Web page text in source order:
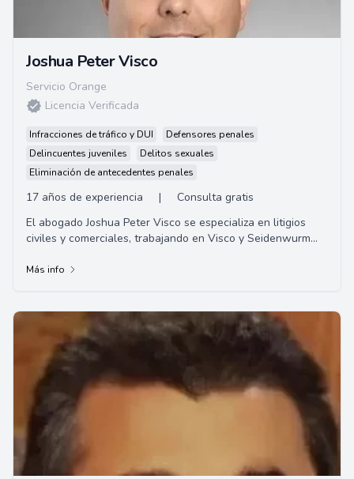
Joshua Peter Visco
Servicio Orange
Licencia Verificada
Infracciones de tráfico y DUI
Defensores penales
Delincuentes juveniles
Delitos sexuales
Eliminación de antecedentes penales
17 años de experiencia |
Consulta gratis
El abogado Joshua Peter Visco se especializa en litigios
civiles y comerciales, trabajando en Visco y Seidenwurm
Más info